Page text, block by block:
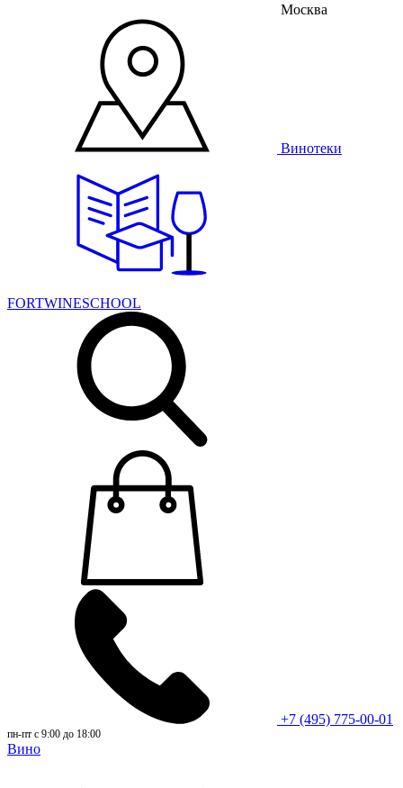
Москва
Винотеки
FORTWINESCHOOL
+7 (495) 775-00-01
пн-пт с 9:00 до 18:00
Вино